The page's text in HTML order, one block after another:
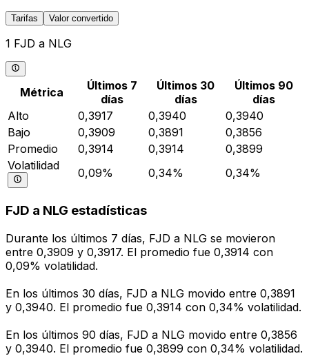
Tarifas Valor convertido
1 FJD a NLG
Métrica
Últimos 7
días
Últimos 30
días
Últimos 90
días
Alto
0,3917 0,3940
0,3940
Bajo
0,3909 0,3891
0,3856
Promedio
0,3914 0,3914
0,3899
Volatilidad
0,09% 0,34% 0,34%
FJD a NLG estadísticas
Durante los últimos 7 días, FJD a NLG se movieron
entre 0,3909 y 0,3917. El promedio fue 0,3914 con
0,09% volatilidad.
En los últimos 30 días, FJD a NLG movido entre 0,3891
y 0,3940. El promedio fue 0,3914 con 0,34% volatilidad.
En los últimos 90 días, FJD a NLG movido entre 0,3856
y 0,3940. El promedio fue 0,3899 con 0,34% volatilidad.